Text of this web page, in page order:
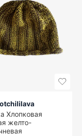
Хлопковая
желто-